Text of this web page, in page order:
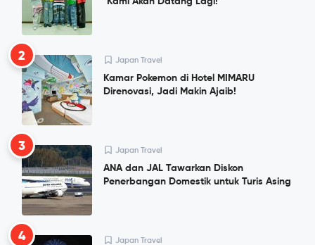
2 Japan Travel
Kamar Pokemon di Hotel MIMARU
Direnovasi, Jadi Makin Ajaib!
3 Japan Travel
ANA dan JAL Tawarkan Diskon
Penerbangan Domestik untuk Turis Asing
4 Japan Travel